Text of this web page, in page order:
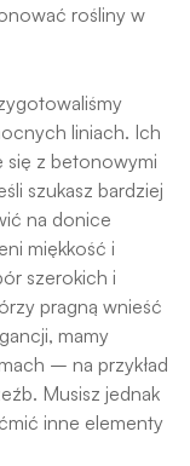
rośliny w
liniach. Ich
się z betonowymi
szukasz bardziej
na donice
miękkość i
szerokich i
pragną wnieść
mamy
– na przykład
Musisz jednak
inne elementy